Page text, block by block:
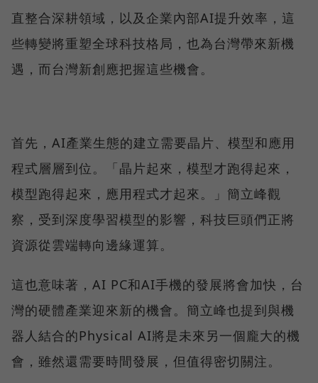
直整合深耕領域，以及企業內部AI提升效率，這
些轉變將重塑全球科技格局，也為台灣帶來新機
遇，而台灣新創應把握這些機會。
首先，AI產業生態的建立需要晶片、模型和應用
程式層層到位。「晶片起來，模型才跑得起來，
模型跑得起來，應用程式才起來。」簡立峰觀
察，受到深度學習模型的影響，科技巨頭們正將
資源從雲端轉向邊緣運算。
這也意味著，AI PC和AI手機的發展將會加快，台
灣的硬體產業迎來新的機會。簡立峰也提到與機
器人結合的Physical AI將是未來另一個龐大的機
會，雖然還需要時間發展，但值得密切關注。